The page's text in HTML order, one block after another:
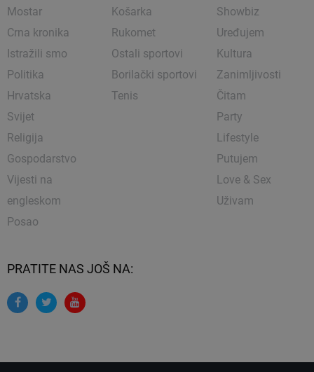
Mostar
Crna kronika
Istražili smo
Politika
Hrvatska
Svijet
Religija
Gospodarstvo
Vijesti na
engleskom
Posao
Košarka
Rukomet
Ostali sportovi
Borilački sportovi
Tenis
Showbiz
Uređujem
Kultura
Zanimljivosti
Čitam
Party
Lifestyle
Putujem
Love & Sex
Uživam
PRATITE NAS JOŠ NA: